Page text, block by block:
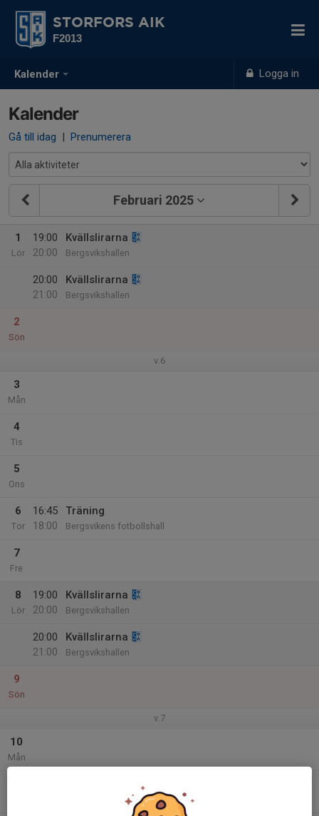
Kalender Logga in
STORFORS AIK
F2013
Kalender
Gå till idag | Prenumerera
Februari 2025
1
Lör
19:00
20:00
Kvällslirarna
Bergsvikshallen
20:00
21:00
Kvällslirarna
Bergsvikshallen
2
Sön
v.6
3
Mån
4
Tis
5
Ons
6
Tor
16:45
18:00
Träning
Bergsvikens fotbollshall
7
Fre
8
Lör
19:00
20:00
Kvällslirarna
Bergsvikshallen
20:00
21:00
Kvällslirarna
Bergsvikshallen
9
Sön
v.7
10
Mån